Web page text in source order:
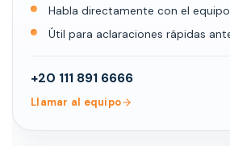
Habla directamente con el
Útil para aclaraciones rápidas
+20 111 891 6666
Llamar al equipo